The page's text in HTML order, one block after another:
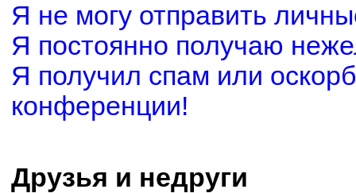
Я не могу отправить
Я постоянно получаю
Я получил спам или
конференции!
Друзья и недруги